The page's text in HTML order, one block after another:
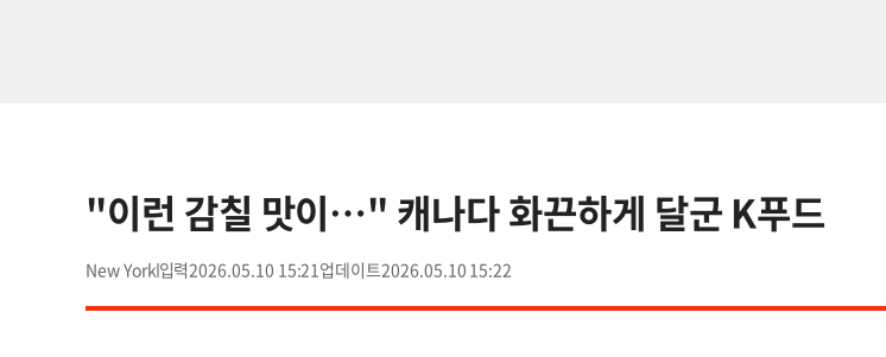
"이런 감칠 맛이…" 캐나다 화끈하게 달군 K푸드
New York 2026.05.10 15:21 2026.05.10 15:22